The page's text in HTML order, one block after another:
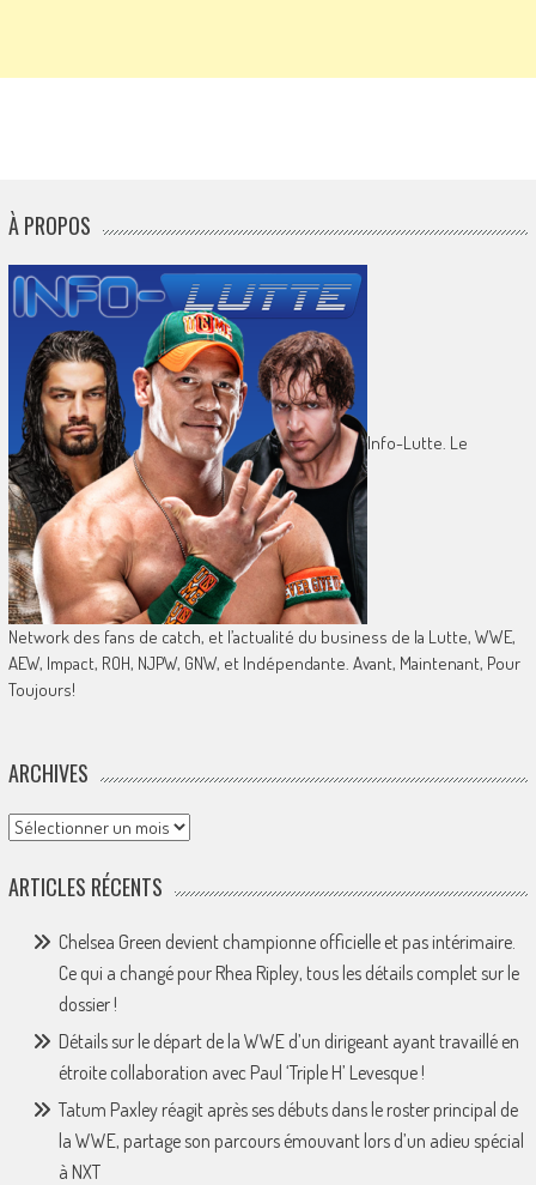
À PROPOS
Info-Lutte. Le
Network des fans de catch, et l’actualité du business de la Lutte, WWE,
AEW, Impact, ROH, NJPW, GNW, et Indépendante. Avant, Maintenant, Pour
Toujours!
ARCHIVES
Archives
ARTICLES RÉCENTS
Chelsea Green devient championne officielle et pas intérimaire.
Ce qui a changé pour Rhea Ripley, tous les détails complet sur le
dossier !
Détails sur le départ de la WWE d’un dirigeant ayant travaillé en
étroite collaboration avec Paul ‘Triple H’ Levesque !
Tatum Paxley réagit après ses débuts dans le roster principal de
la WWE, partage son parcours émouvant lors d’un adieu spécial
à NXT